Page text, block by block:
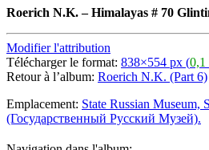
Roerich N.K.–Himalayas # 70
Modifier l'attribution
Télécharger le format: 838×554 px (0,1
Retour à l’album: Roerich N.K. (Part 6)
Emplacement: State Russian Museum,
(Государственный Русский Музей).